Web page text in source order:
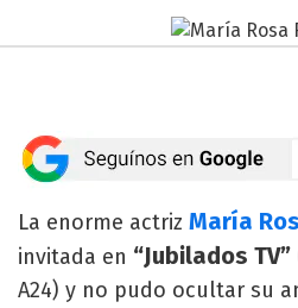
La enorme actriz María
invitada en “Jubilados TV”
A24) y no pudo ocultar su